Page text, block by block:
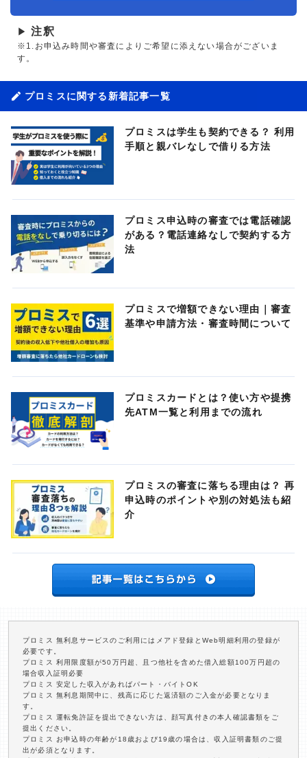
▶ 注釈
※1.お申込み時間や審査によりご希望に添えない場合がございま
す。
プロミスに関する新着記事一覧
プロミスは学生も契約できる？ 利用
手順と親バレなしで借りる方法
プロミス申込時の審査では電話確認
がある？電話連絡なしで契約する方
法
プロミスで増額できない理由｜審査
基準や申請方法・審査時間について
プロミスカードとは？使い方や提携
先ATM一覧と利用までの流れ
プロミスの審査に落ちる理由は？ 再
申込時のポイントや別の対処法も紹
介
プロミス 無利息サービスのご利用にはメアド登録とWeb明細利用の登録が
必要です。
プロミス 利用限度額が50万円超、且つ他社を含めた借入総額100万円超の
場合収入証明必要
プロミス 安定した収入があればパート・バイトOK
プロミス 無利息期間中に、残高に応じた返済額のご入金が必要となりま
す。
プロミス 運転免許証を提出できない方は、顔写真付きの本人確認書類をご
提出ください。
プロミス お申込時の年齢が18歳および19歳の場合は、収入証明書類のご提
出が必須となります。